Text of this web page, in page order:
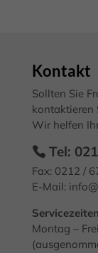
Kontakt
Sollten Sie
kontaktieren
Wir helfen
Tel:
Fax: 0212 /
E-Mail:
Servicezeiten
Montag –
verwendet, um
Externe
Inhalte von
standardmäßig
werden, bedarf der